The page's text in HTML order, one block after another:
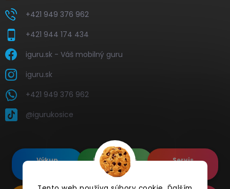
+421 949 376 962
+421 944 174 434
iguru.sk - Váš mobilný guru
iguru.sk
+421 949 376 962
@igurukosice
Výkup
Renovované
Apple's
Servis